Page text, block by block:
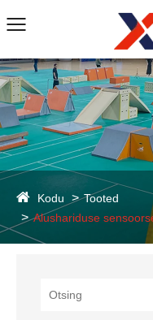
Kodu
Tooted
Alushariduse